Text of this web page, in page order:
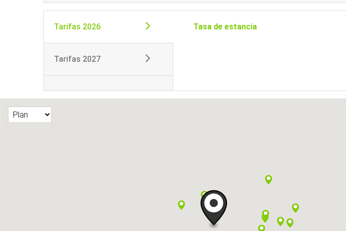
Tarifas 2026
Tarifas 2027
Tasa de estancia